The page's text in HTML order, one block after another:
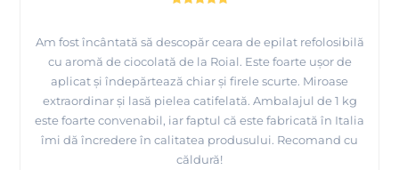
Am fost încântată să descopăr ceara de epilat refolosibilă
cu aromă de ciocolată de la Roial. Este foarte ușor de
aplicat și îndepărtează chiar și firele scurte. Miroase
extraordinar și lasă pielea catifelată. Ambalajul de 1 kg
este foarte convenabil, iar faptul că este fabricată în Italia
îmi dă încredere în calitatea produsului. Recomand cu
căldură!